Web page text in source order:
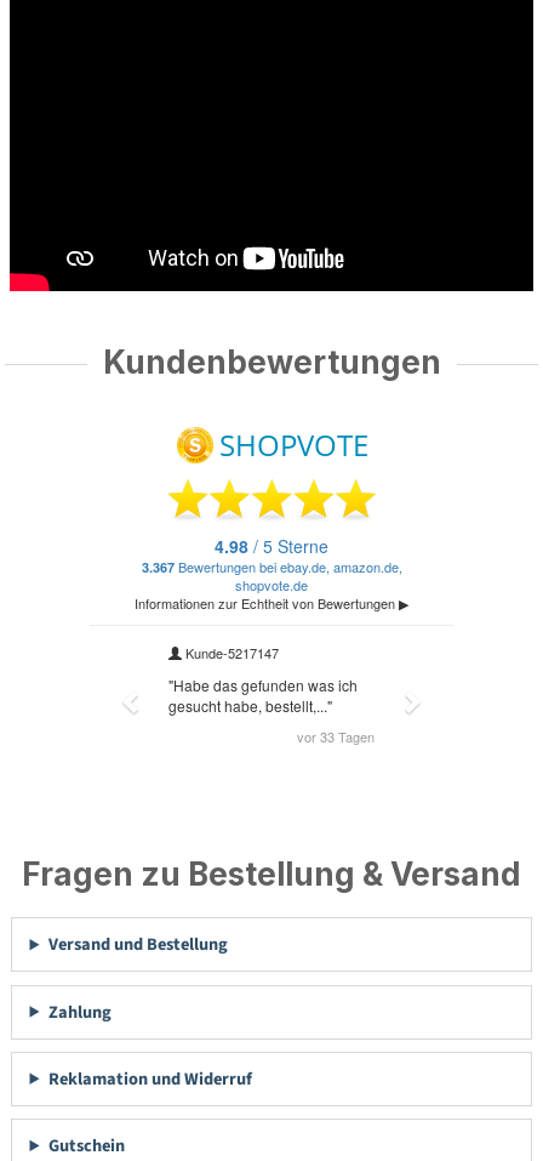
Kundenbewertungen
Fragen zu Bestellung & Versand
Versand und Bestellung
Zahlung
Reklamation und Widerruf
Gutschein